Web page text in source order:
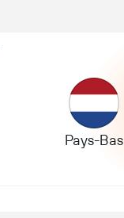
Pays-Bas